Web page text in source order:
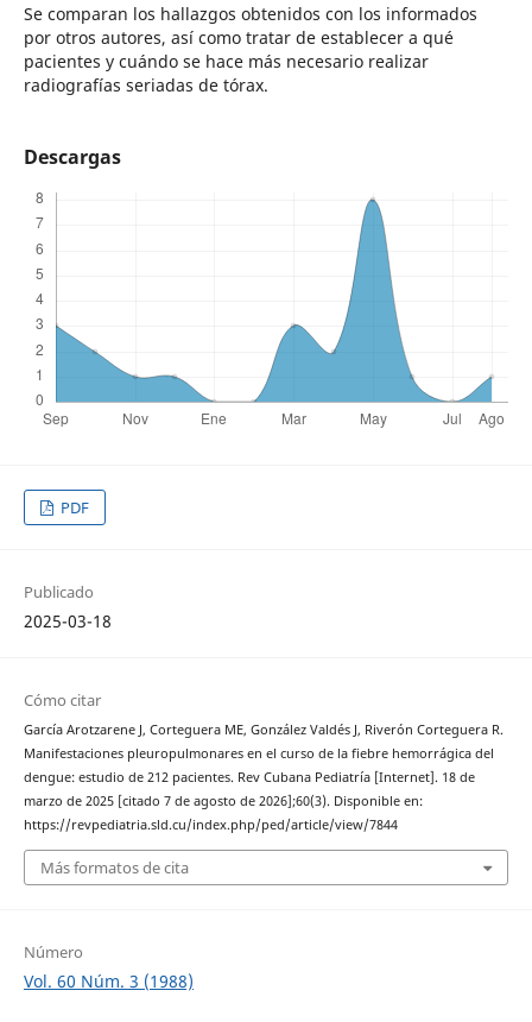
Se comparan los hallazgos obtenidos con los informados
por otros autores, así como tratar de establecer a qué
pacientes y cuándo se hace más necesario realizar
radiografías seriadas de tórax.
Descargas
PDF
Publicado
2025-03-18
Cómo citar
García Arotzarene J, Corteguera ME, González Valdés J, Riverón Corteguera R.
Manifestaciones pleuropulmonares en el curso de la fiebre hemorrágica del
dengue: estudio de 212 pacientes. Rev Cubana Pediatría [Internet]. 18 de
marzo de 2025 [citado 7 de agosto de 2026];60(3). Disponible en:
https://revpediatria.sld.cu/index.php/ped/article/view/7844
Más formatos de cita
Número
Vol. 60 Núm. 3 (1988)